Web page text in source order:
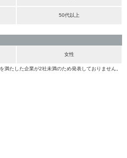
50代以上
女性
たした企業が2社未満のため発表しておりません。